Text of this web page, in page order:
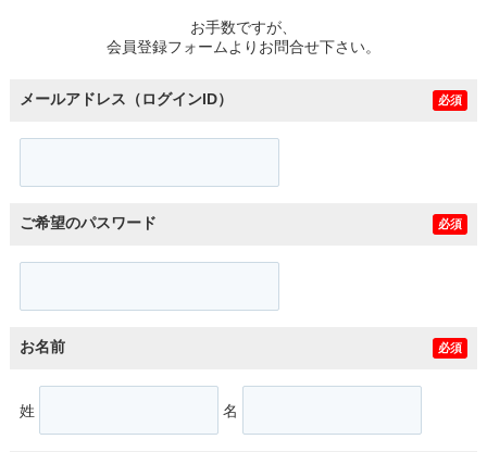
お手数ですが、
会員登録フォームよりお問合せ下さい。
メールアドレス（ログインID） 必須
ご希望のパスワード 必須
お名前 必須
姓 名